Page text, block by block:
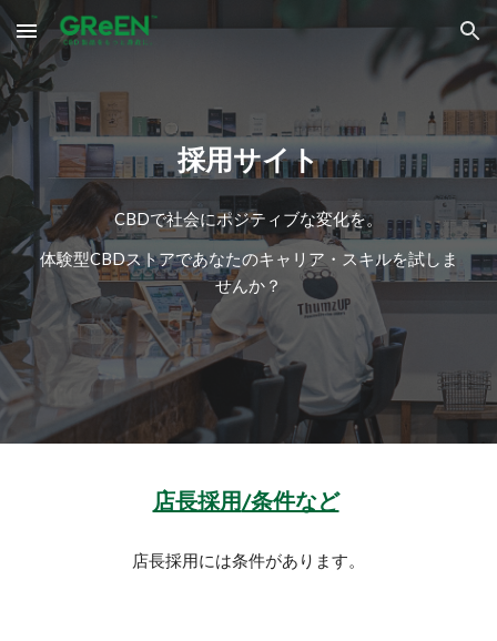
Skip to main content Skip to navigation
採用サイト
CBDで社会にポジティブな変化を。
体験型CBDストアであなたのキャリア・スキルを試しま
せんか？
店長採用/条件など
店長採用には条件があります。